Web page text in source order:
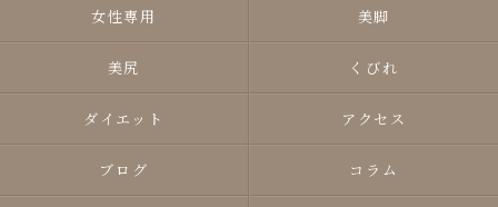
女性専用 美脚
美尻 くびれ
ダイエット アクセス
ブログ コラム